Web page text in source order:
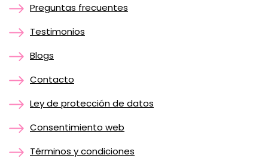
Preguntas frecuentes
Testimonios
Blogs
Contacto
Ley de protección de datos
Consentimiento web
Términos y condiciones